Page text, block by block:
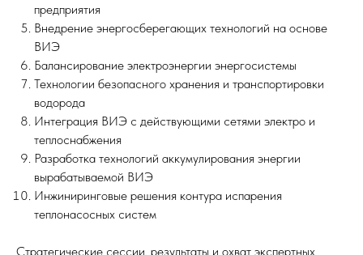
предприятия
Внедрение энергосберегающих технологий на основе
ВИЭ
Балансирование электроэнергии энергосистемы
Технологии безопасного хранения и транспортировки
водорода
Интеграция ВИЭ с действующими сетями электро и
теплоснабжения
Разработка технологий аккумулирования энергии
вырабатываемой ВИЭ
Инжиниринговые решения контура испарения
теплонасосных систем
Стратегические сессии, результаты и охват экспертных